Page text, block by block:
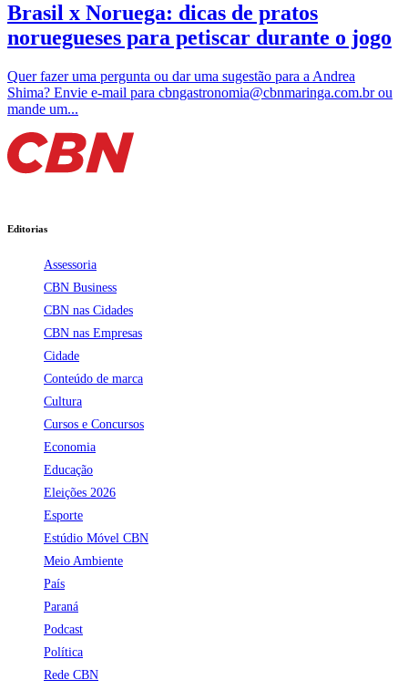
Brasil x Noruega: dicas de pratos
noruegueses para petiscar durante o jogo
Quer fazer uma pergunta ou dar uma sugestão para a Andrea
Shima? Envie e-mail para cbngastronomia@cbnmaringa.com.br ou
mande um...
Editorias
Assessoria
CBN Business
CBN nas Cidades
CBN nas Empresas
Cidade
Conteúdo de marca
Cultura
Cursos e Concursos
Economia
Educação
Eleições 2026
Esporte
Estúdio Móvel CBN
Meio Ambiente
País
Paraná
Podcast
Política
Rede CBN